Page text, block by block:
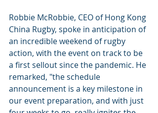
Robbie McRobbie, CEO of Hong Kong
China Rugby, spoke in anticipation of
an incredible weekend of rugby
action, with the event on track to be
a first sellout since the pandemic. He
remarked, "the schedule
announcement is a key milestone in
our event preparation, and with just